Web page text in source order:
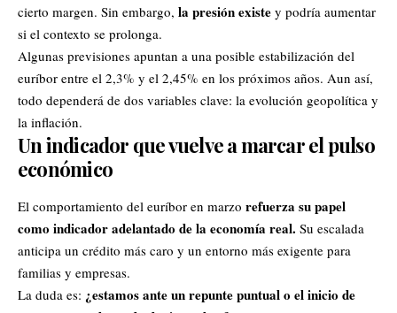
cierto margen. Sin embargo, la presión existe y podría aumentar
si el contexto se prolonga.
Algunas previsiones apuntan a una posible estabilización del
euríbor entre el 2,3% y el 2,45% en los próximos años. Aun así,
todo dependerá de dos variables clave: la evolución geopolítica y
la inflación.
Un indicador que vuelve a marcar el pulso
económico
El comportamiento del euríbor en marzo refuerza su papel
como indicador adelantado de la economía real. Su escalada
anticipa un crédito más caro y un entorno más exigente para
familias y empresas.
La duda es: ¿estamos ante un repunte puntual o el inicio de